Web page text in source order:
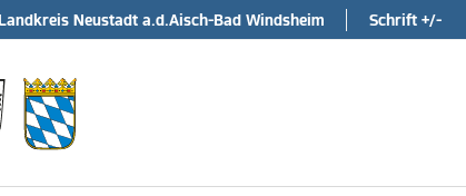
Neustadt a.d.Aisch-Bad Windsheim Schrift +/-